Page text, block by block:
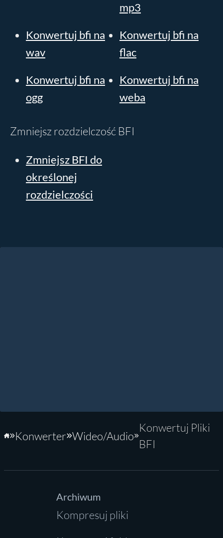
mp3
Konwertuj bfi na
wav
Konwertuj bfi na
flac
Konwertuj bfi na
ogg
Konwertuj bfi na
weba
Zmniejsz rozdzielczość BFI
Zmniejsz BFI do
określonej
rozdzielczości
Strona główna
Konwerter Wideo/Audio
Konwertuj Pliki
BFI
Archiwum
Kompresuj pliki